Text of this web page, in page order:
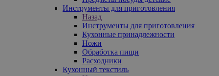
Инструменты для приготовления
Назад
Инструменты для приготовления
Кухонные принадлежности
Ножи
Обработка пищи
Расходники
Кухонный текстиль